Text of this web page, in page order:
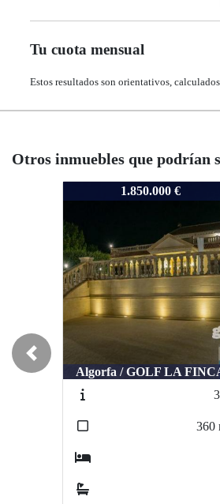
Tu cuota mensual
Estos resultados son orientativos,
Otros inmuebles que podrían
1.260.000 €
VILLAMARTIN
Previous